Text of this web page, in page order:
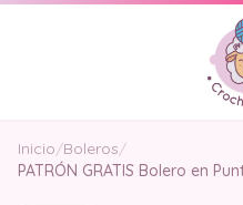
Inicio/Boleros/
PATRÓN GRATIS Bolero en